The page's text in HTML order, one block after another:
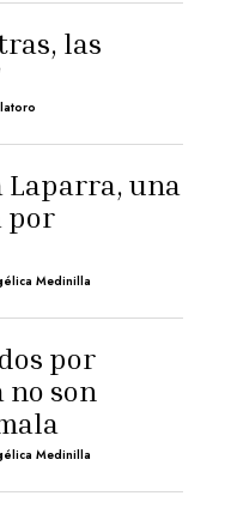
las
Laparra, una
por
Medinilla
por
son
Medinilla